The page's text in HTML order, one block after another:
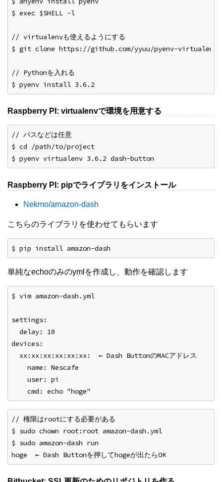
$ exec $SHELL -l
// virtualenvも使えるようにする
$ git clone https://github.com/yyuu/pyenv-virtualenv
// Pythonを入れる
$ pyenv install 3.6.2
Raspberry PI: virtualenvで環境を用意する
// パスなどは任意
$ cd /path/to/project
$ pyenv virtualenv 3.6.2 dash-button
Raspberry PI: pipでライブラリをインストール
Nekmo/amazon-dash
こちらのライブラリを使わせてもらいます
$ pip install amazon-dash
単純なechoのみのymlを作成し、動作を確認します
$ vim amazon-dash.yml
settings:
  delay: 10
devices:
  xx:xx:xx:xx:xx:xx:  ← Dash ButtonのMACアドレス
    name: Nescafe
    user: pi
    cmd: echo "hoge"
// 権限はrootにする必要がある
$ sudo chown root:root amazon-dash.yml
$ sudo amazon-dash run
hoge  ← Dash Buttonを押してhogeが出たらOK